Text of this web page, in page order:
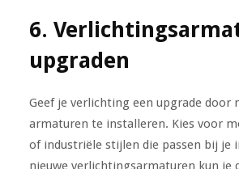
6.
upgraden
Geef je verlichting een upgrade door
armaturen te installeren. Kies voor
of industriële stijlen die passen bij je
nieuwe verlichtingsarmaturen kun je